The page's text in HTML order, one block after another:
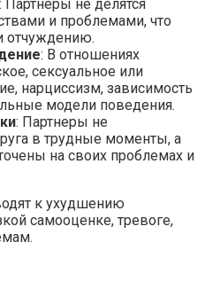
: Партнеры не делятся
и проблемами, что
отчуждению.
: В отношениях
сексуальное или
нарциссизм, зависимость
модели поведения.
: Партнеры не
в трудные моменты, а
на своих проблемах и
к ухудшению
самооценке, тревоге,